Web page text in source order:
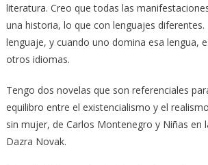
literatura. Creo que todas las
una historia, lo que con lenguajes diferentes.
lenguaje, y cuando uno domina esa lengua,
otros idiomas.
Tengo dos novelas que son referenciales
equilibro entre el existencialismo y el
sin mujer, de Carlos Montenegro y Niñas en
Dazra Novak.